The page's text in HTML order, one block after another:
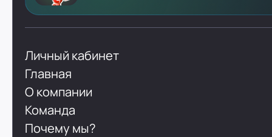
Личный кабинет
Главная
О компании
Команда
Почему мы?